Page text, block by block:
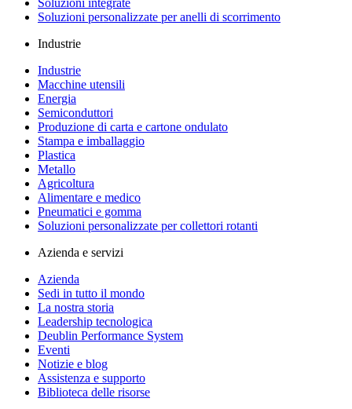
Soluzioni integrate
Soluzioni personalizzate per anelli di scorrimento
Industrie
Industrie
Macchine utensili
Energia
Semiconduttori
Produzione di carta e cartone ondulato
Stampa e imballaggio
Plastica
Metallo
Agricoltura
Alimentare e medico
Pneumatici e gomma
Soluzioni personalizzate per collettori rotanti
Azienda e servizi
Azienda
Sedi in tutto il mondo
La nostra storia
Leadership tecnologica
Deublin Performance System
Eventi
Notizie e blog
Assistenza e supporto
Biblioteca delle risorse